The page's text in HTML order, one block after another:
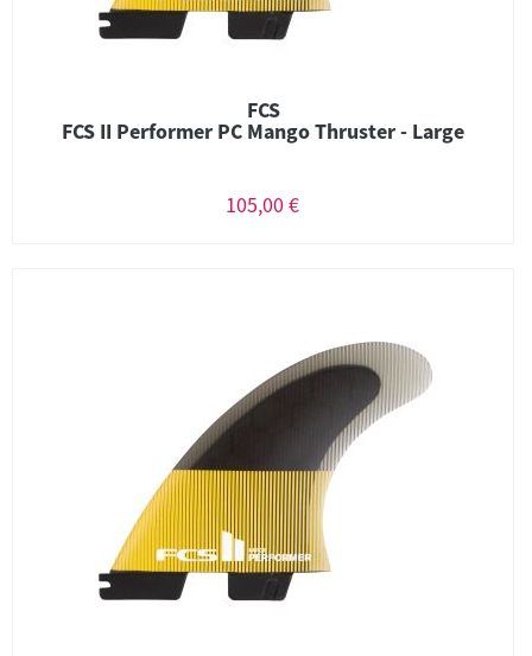
FCS
FCS II Performer PC Mango Thruster - Large
105,00 €